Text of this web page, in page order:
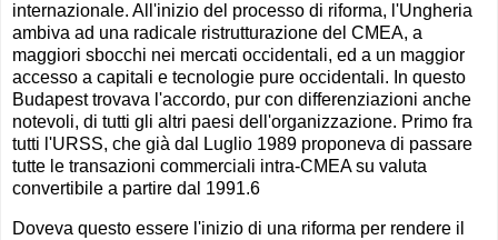
internazionale. All'inizio del processo di riforma, l'Ungheria
ambiva ad una radicale ristrutturazione del CMEA, a
maggiori sbocchi nei mercati occidentali, ed a un maggior
accesso a capitali e tecnologie pure occidentali. In questo
Budapest trovava l'accordo, pur con differenziazioni anche
notevoli, di tutti gli altri paesi dell'organizzazione. Primo fra
tutti l'URSS, che già dal Luglio 1989 proponeva di passare
tutte le transazioni commerciali intra-CMEA su valuta
convertibile a partire dal 1991.6
Doveva questo essere l'inizio di una riforma per rendere il